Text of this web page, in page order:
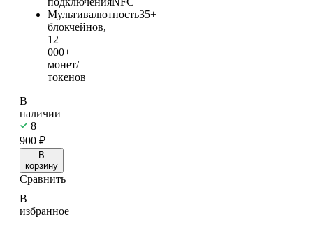
Мультивалютность35+
блокчейнов,
12
000+
монет/
токенов
В
наличии
8
900 ₽
В
корзину
Сравнить
В
избранное